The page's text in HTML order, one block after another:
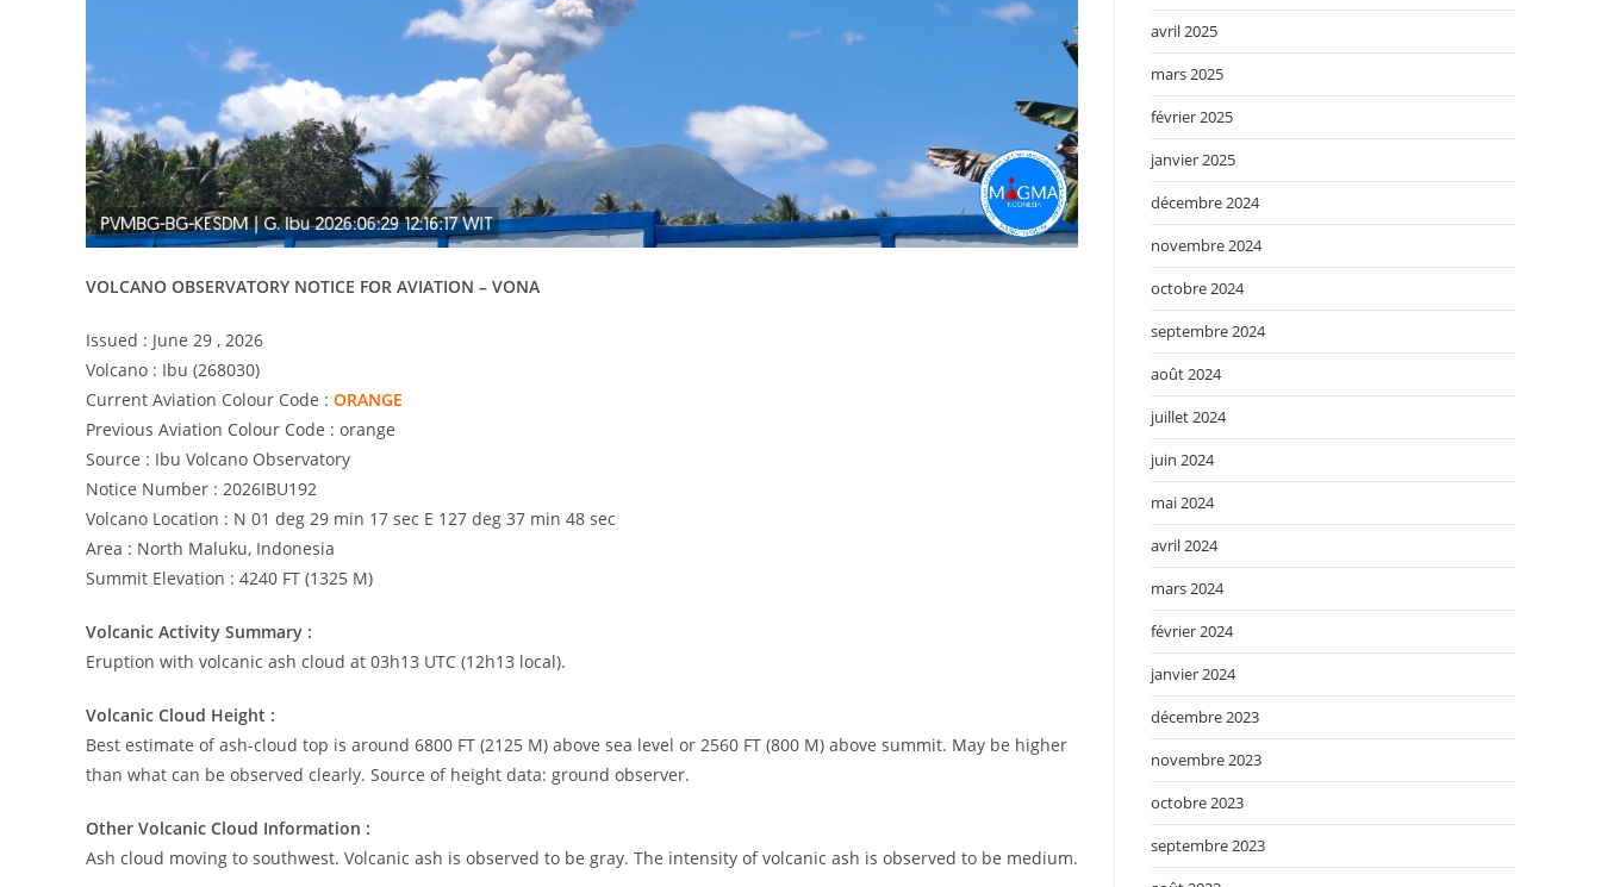
VOLCANO OBSERVATORY NOTICE FOR AVIATION – VONA
Issued : June 29 , 2026
Volcano : Ibu (268030)
Current Aviation Colour Code : ORANGE
Previous Aviation Colour Code : orange
Source : Ibu Volcano Observatory
Notice Number : 2026IBU192
Volcano Location : N 01 deg 29 min 17 sec E 127 deg 37 min 48 sec
Area : North Maluku, Indonesia
Summit Elevation : 4240 FT (1325 M)
Volcanic Activity Summary :
Eruption with volcanic ash cloud at 03h13 UTC (12h13 local).
Volcanic Cloud Height :
Best estimate of ash-cloud top is around 6800 FT (2125 M) above sea level or 2560 FT (800 M) above summit. May be higher
than what can be observed clearly. Source of height data: ground observer.
Other Volcanic Cloud Information :
Ash cloud moving to southwest. Volcanic ash is observed to be gray. The intensity of volcanic ash is observed to be medium.
avril 2025
mars 2025
février 2025
janvier 2025
décembre 2024
novembre 2024
octobre 2024
septembre 2024
août 2024
juillet 2024
juin 2024
mai 2024
avril 2024
mars 2024
février 2024
janvier 2024
décembre 2023
novembre 2023
octobre 2023
septembre 2023